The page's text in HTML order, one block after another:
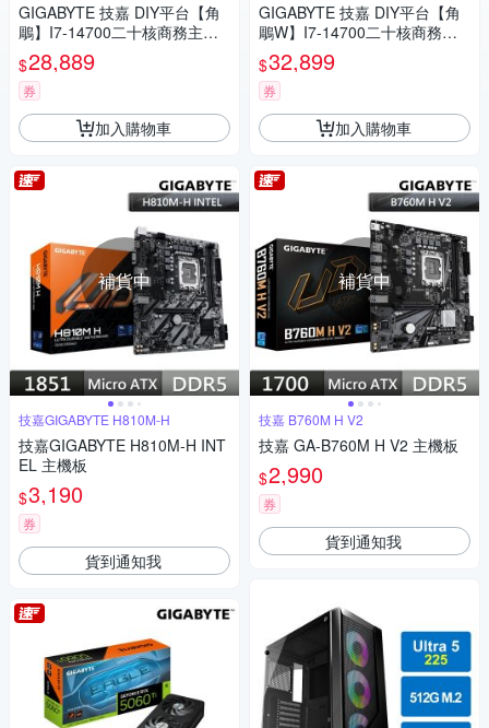
GIGABYTE 技嘉 DIY平台【角
鵰】I7-14700二十核商務主機
(16G/1TB SSD)
$28,889
券
加入購物車
補貨中
技嘉GIGABYTE H810M-H
技嘉GIGABYTE H810M-H INT
EL 主機板
$3,190
券
貨到通知我
GIGABYTE 技嘉 DIY平台【角
鵰W】I7-14700二十核商務Win
11主機(16G/1TB SSD)
$32,899
券
加入購物車
補貨中
技嘉 B760M H V2
技嘉 GA-B760M H V2 主機板
$2,990
券
貨到通知我